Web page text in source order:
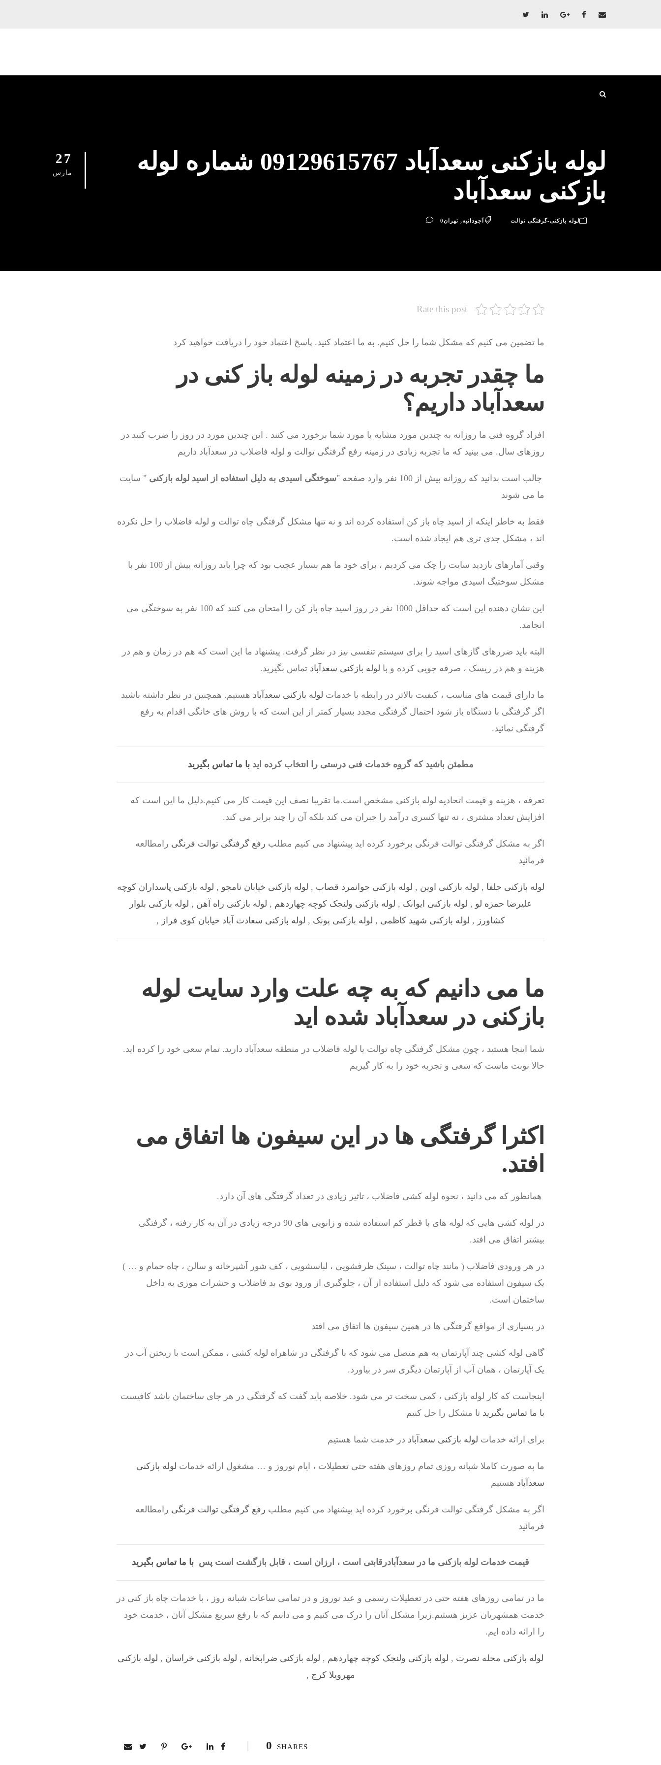
27
مارس
لوله بازکنی سعدآباد 09129615767 شماره لوله
بازکنی سعدآباد
لوله بازکنی-گرفتگی توالت آجودانیه, تهران0
Rate this post
ما تضمین می کنیم که مشکل شما را حل کنیم. به ما اعتماد کنید. پاسخ اعتماد خود را دریافت خواهید کرد
ما چقدر تجربه در زمینه لوله باز کنی در
سعدآباد داریم؟
افراد گروه فنی ما روزانه به چندین مورد مشابه با مورد شما برخورد می کنند . این چندین مورد در روز را ضرب کنید در
روزهای سال. می بینید که ما تجربه زیادی در زمینه رفع گرفتگی توالت و لوله فاضلاب در سعدآباد داریم
جالب است بدانید که روزانه بیش از 100 نفر وارد صفحه " سوختگی اسیدی به دلیل استفاده از اسید لوله بازکنی " سایت
ما می شوند
فقط به خاطر اینکه از اسید چاه باز کن استفاده کرده اند و نه تنها مشکل گرفتگی چاه توالت و لوله فاضلاب را حل نکرده
اند ، مشکل جدی تری هم ایجاد شده است.
وقتی آمارهای بازدید سایت را چک می کردیم ، برای خود ما هم بسیار عجیب بود که چرا باید روزانه بیش از 100 نفر با
مشکل سوختیگ اسیدی مواجه شوند.
این نشان دهنده این است که حداقل 1000 نفر در روز اسید چاه باز کن را امتحان می کنند که 100 نفر به سوختگی می
انجامد.
البته باید ضررهای گازهای اسید را برای سیستم تنفسی نیز در نظر گرفت. پیشنهاد ما این است که هم در زمان و هم در
هزینه و هم در ریسک ، صرفه جویی کرده و با لوله بازکنی سعدآباد تماس بگیرید.
ما دارای قیمت های مناسب ، کیفیت بالاتر در رابطه با خدمات لوله بازکنی سعدآباد هستیم. همچنین در نظر داشته باشید
اگر گرفتگی با دستگاه باز شود احتمال گرفتگی مجدد بسیار کمتر از این است که با روش های خانگی اقدام به رفع
گرفتگی نمائید.
مطمئن باشید که گروه خدمات فنی درستی را انتخاب کرده ایدبا ما تماس بگیرید
تعرفه ، هزینه و قیمت اتحادیه لوله بازکنی مشخص است.ما تقریبا نصف این قیمت کار می کنیم.دلیل ما این است که
افزایش تعداد مشتری ، نه تنها کسری درآمد را جبران می کند بلکه آن را چند برابر می کند.
اگر به مشکل گرفتگی توالت فرنگی برخورد کرده اید پیشنهاد می کنیم مطلب رفع گرفتگی توالت فرنگی رامطالعه
فرمائید
لوله بازکنی جلفا , لوله بازکنی اوین , لوله بازکنی جوانمرد قصاب , لوله بازکنی خیابان نامجو , لوله بازکنی پاسداران کوچه
علیرضا حمزه لو , لوله بازکنی ایوانک , لوله بازکنی ولنجک کوچه چهاردهم , لوله بازکنی راه آهن , لوله بازکنی بلوار
کشاورز , لوله بازکنی شهید کاظمی , لوله بازکنی پونک , لوله بازکنی سعادت آباد خیابان کوی فراز ,
ما می دانیم که به چه علت وارد سایت لوله
بازکنی در سعدآباد شده اید
شما اینجا هستید ، چون مشکل گرفتگی چاه توالت یا لوله فاضلاب در منطقه سعدآباد دارید. تمام سعی خود را کرده اید.
حالا نوبت ماست که سعی و تجربه خود را به کار گیریم
اکثرا گرفتگی ها در این سیفون ها اتفاق می
افتد.
همانطور که می دانید ، نحوه لوله کشی فاضلاب ، تاثیر زیادی در تعداد گرفتگی های آن دارد.
در لوله کشی هایی که لوله های با قطر کم استفاده شده و زانویی های 90 درجه زیادی در آن به کار رفته ، گرفتگی
بیشتر اتفاق می افتد.
در هر ورودی فاضلاب ( مانند چاه توالت ، سینک ظرفشویی ، لباسشویی ، کف شور آشپرخانه و سالن ، چاه حمام و … )
یک سیفون استفاده می شود که دلیل استفاده از آن ، جلوگیری از ورود بوی بد فاضلاب و حشرات موزی به داخل
ساختمان است.
در بسیاری از مواقع گرفتگی ها در همین سیفون ها اتفاق می افتد
گاهی لوله کشی چند آپارتمان به هم متصل می شود که با گرفتگی در شاهراه لوله کشی ، ممکن است با ریختن آب در
یک آپارتمان ، همان آب از آپارتمان دیگری سر در بیاورد.
اینجاست که کار لوله بازکنی ، کمی سخت تر می شود. خلاصه باید گفت که گرفتگی در هر جای ساختمان باشد کافیست
با ما تماس بگیرید تا مشکل را حل کنیم
برای ارائه خدمات لوله بازکنی سعدآباد در خدمت شما هستیم
ما به صورت کاملا شبانه روزی تمام روزهای هفته حتی تعطیلات ، ایام نوروز و … مشغول ارائه خدمات لوله بازکنی
سعدآباد هستیم
اگر به مشکل گرفتگی توالت فرنگی برخورد کرده اید پیشنهاد می کنیم مطلب رفع گرفتگی توالت فرنگی رامطالعه
فرمائید
قیمت خدمات لوله بازکنی ما در سعدآبادرقابتی است ، ارزان است ، قابل بازگشت است پس با ما تماس بگیرید
ما در تمامی روزهای هفته حتی در تعطیلات رسمی و عید نوروز و در تمامی ساعات شبانه روز ، با خدمات چاه باز کنی در
خدمت همشهریان عزیز هستیم.زیرا مشکل آنان را درک می کنیم و می دانیم که با رفع سریع مشکل آنان ، خدمت خود
را ارائه داده ایم.
لوله بازکنی محله نصرت , لوله بازکنی ولنجک کوچه چهاردهم , لوله بازکنی ضرابخانه , لوله بازکنی خراسان , لوله بازکنی
مهرویلا کرج ,
0 SHARES